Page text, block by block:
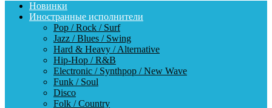
Новинки
Иностранные исполнители
Pop / Rock / Surf
Jazz / Blues / Swing
Hard & Heavy / Alternative
Hip-Hop / R&B
Electronic / Synthpop / New Wave
Funk / Soul
Disco
Folk / Country